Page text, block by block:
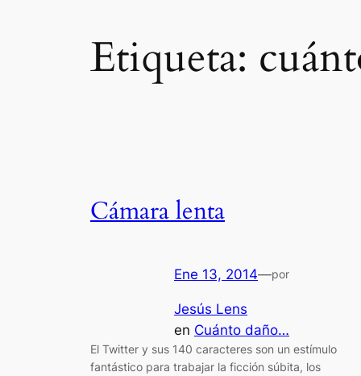
Etiqueta:
Cámara lenta
Ene 13, 2014—por
Jesús Lens
en Cuánto daño…
El Twitter y sus 140 caracteres son un estímulo
fantástico para trabajar la ficción súbita, los